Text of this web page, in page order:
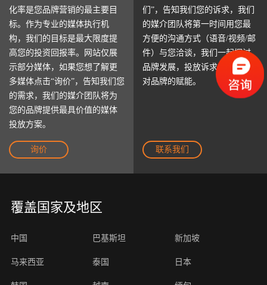
化率是您品牌营销的最主要目
标。作为专业的媒体执行机
构，我们的目标是最大限度提
高您的投资回报率。网站仅展
示部分媒体，如果您想了解更
多媒体点击“询价”，告知我们您
的需求，我们的媒介团队将为
您的品牌提供最具价值的媒体
投放方案。
询价
们”，告知我们您的诉求，我们
的媒介团队将第一时间用您最
方便的沟通方式（语音/视频/邮
件）与您洽谈，我们一起探讨
品牌发展，投放诉求以及我们
对品牌的赋能。
联系我们
覆盖国家及地区
中国 巴基斯坦 新加坡
马来西亚 泰国 日本